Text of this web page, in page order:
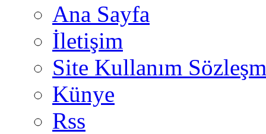
Ana Sayfa
İletişim
Site Kullanım
Künye
Rss